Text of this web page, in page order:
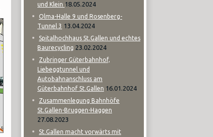
und Klein 18.05.2024
Olma-Halle 9 und Rosenberg-
Tunnel 3 13.04.2024
Spitalhochhaus St.Gallen und echtes
Baurecycling 23.02.2024
Zubringer Güterbahnhof,
Liebeggtunnel und
Autobahnanschluss am
Güterbahnhof St.Gallen 16.01.2024
Zusammenlegung Bahnhöfe
St.Gallen-Bruggen-Haggen
27.08.2023
St.Gallen macht vorwärts mit